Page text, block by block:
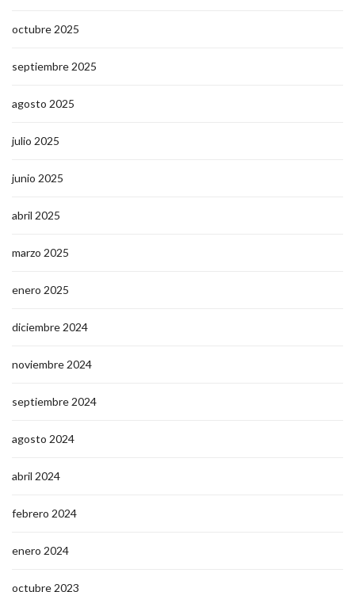
octubre 2025
septiembre 2025
agosto 2025
julio 2025
junio 2025
abril 2025
marzo 2025
enero 2025
diciembre 2024
noviembre 2024
septiembre 2024
agosto 2024
abril 2024
febrero 2024
enero 2024
octubre 2023